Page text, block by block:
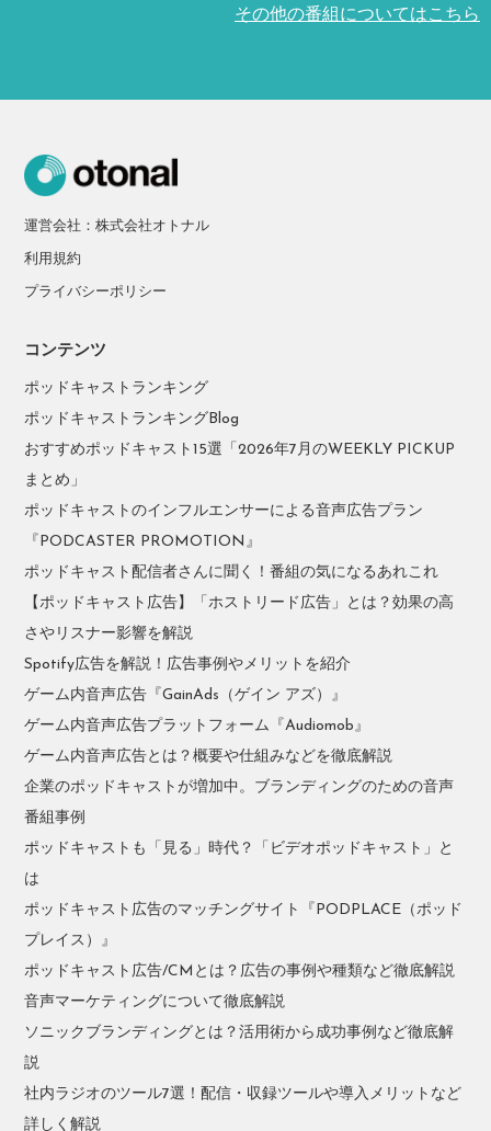
その他の番組についてはこちら
運営会社：株式会社オトナル
利用規約
プライバシーポリシー
コンテンツ
ポッドキャストランキング
ポッドキャストランキングBlog
おすすめポッドキャスト15選「2026年7月のWEEKLY PICKUP
まとめ」
ポッドキャストのインフルエンサーによる音声広告プラン
『PODCASTER PROMOTION』
ポッドキャスト配信者さんに聞く！番組の気になるあれこれ
【ポッドキャスト広告】「ホストリード広告」とは？効果の高
さやリスナー影響を解説
Spotify広告を解説！広告事例やメリットを紹介
ゲーム内音声広告『GainAds（ゲイン アズ）』
ゲーム内音声広告プラットフォーム『Audiomob』
ゲーム内音声広告とは？概要や仕組みなどを徹底解説
企業のポッドキャストが増加中。ブランディングのための音声
番組事例
ポッドキャストも「見る」時代？「ビデオポッドキャスト」と
は
ポッドキャスト広告のマッチングサイト『PODPLACE（ポッド
プレイス）』
ポッドキャスト広告/CMとは？広告の事例や種類など徹底解説
音声マーケティングについて徹底解説
ソニックブランディングとは？活用術から成功事例など徹底解
説
社内ラジオのツール7選！配信・収録ツールや導入メリットなど
詳しく解説